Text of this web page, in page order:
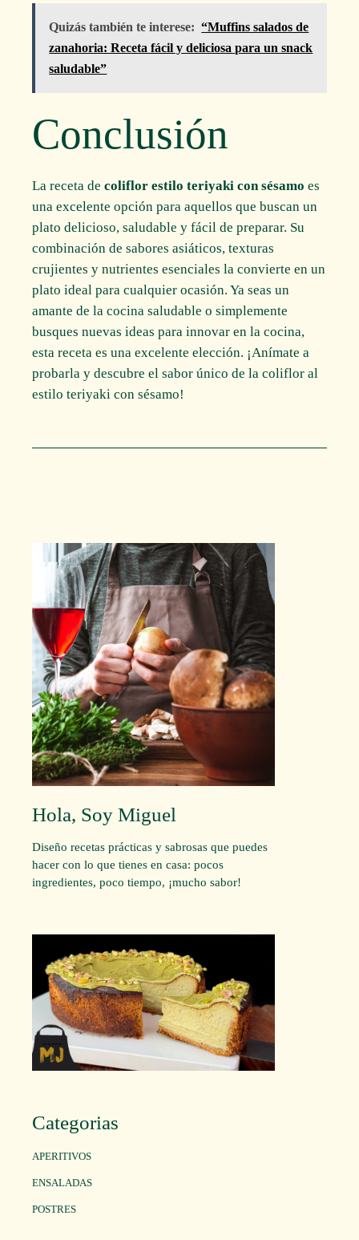
Quizás también te interese: “Muffins salados de
zanahoria: Receta fácil y deliciosa para un snack
saludable”
Conclusión
La receta decoliflor estilo teriyaki con sésamo es
una excelente opción para aquellos que buscan un
plato delicioso, saludable y fácil de preparar. Su
combinación de sabores asiáticos, texturas
crujientes y nutrientes esenciales la convierte en un
plato ideal para cualquier ocasión. Ya seas un
amante de la cocina saludable o simplemente
busques nuevas ideas para innovar en la cocina,
esta receta es una excelente elección. ¡Anímate a
probarla y descubre el sabor único de la coliflor al
estilo teriyaki con sésamo!
Hola, Soy Miguel
Diseño recetas prácticas y sabrosas que puedes
hacer con lo que tienes en casa: pocos
ingredientes, poco tiempo, ¡mucho sabor!
Categorias
APERITIVOS
ENSALADAS
POSTRES